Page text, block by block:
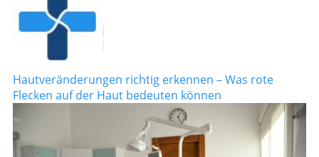
Hautveränderungen richtig erkennen – Was rote
Flecken auf der Haut bedeuten können